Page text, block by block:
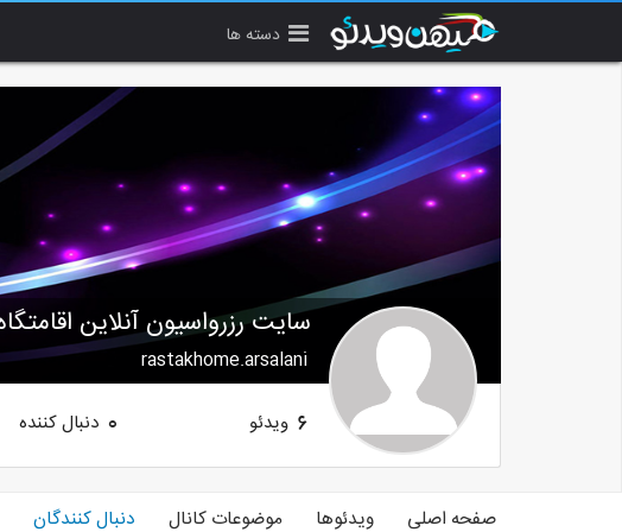
دسته ها
سایت رزرواسیون آنلاین
rastakhome.arsalani
6 ویدئو 0 دنبال کننده
صفحه اصلی ویدئوها موضوعات کانال دنبال کنندگان